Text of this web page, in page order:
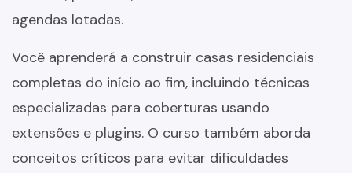
agendas lotadas.
Você aprenderá a construir casas residenciais
completas do início ao fim, incluindo técnicas
especializadas para coberturas usando
extensões e plugins. O curso também aborda
conceitos críticos para evitar dificuldades